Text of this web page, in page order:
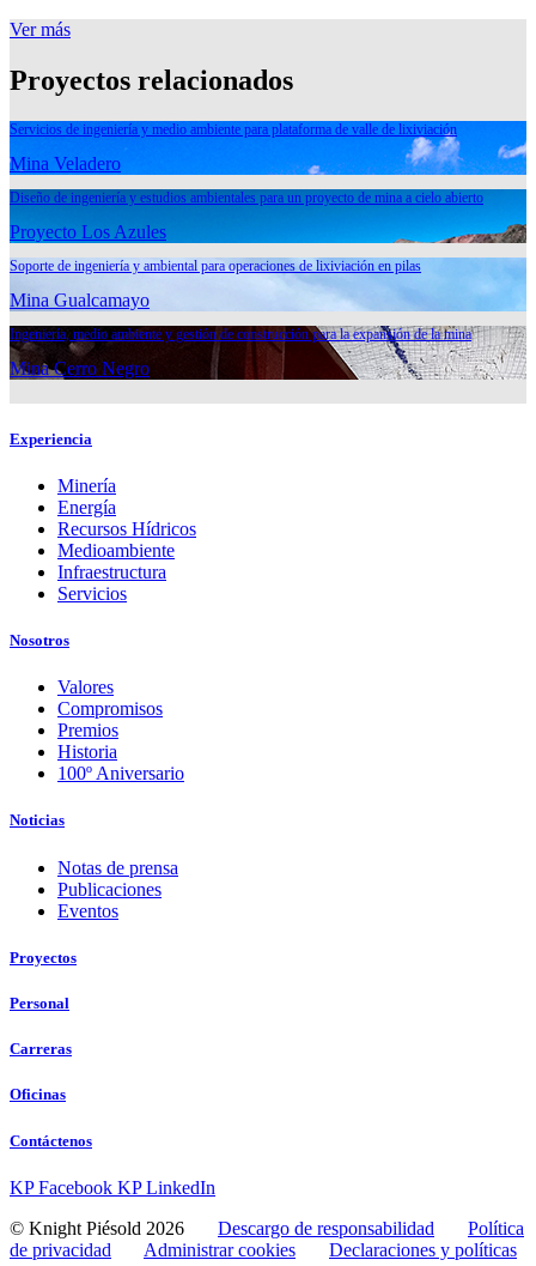
Ver más
Proyectos relacionados
Servicios de ingeniería y medio ambiente para plataforma de valle de lixiviación
Mina Veladero
Diseño de ingeniería y estudios ambientales para un proyecto de mina a cielo abierto
Proyecto Los Azules
Soporte de ingeniería y ambiental para operaciones de lixiviación en pilas
Mina Gualcamayo
Ingeniería, medio ambiente y gestión de construcción para la expansión de la mina
Mina Cerro Negro
Experiencia
Minería
Energía
Recursos Hídricos
Medioambiente
Infraestructura
Servicios
Nosotros
Valores
Compromisos
Premios
Historia
100º Aniversario
Noticias
Notas de prensa
Publicaciones
Eventos
Proyectos
Personal
Carreras
Oficinas
Contáctenos
KP Facebook KP LinkedIn
© Knight Piésold 2026 Descargo de responsabilidad
Política
de privacidad
Administrar cookies Declaraciones y políticas